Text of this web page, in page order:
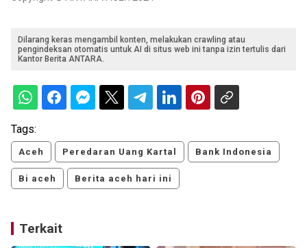
Dilarang keras mengambil konten, melakukan crawling atau
pengindeksan otomatis untuk AI di situs web ini tanpa izin tertulis dari
Kantor Berita ANTARA.
Tags:
Aceh Peredaran Uang Kartal Bank Indonesia
Bi aceh Berita aceh hari ini
Terkait